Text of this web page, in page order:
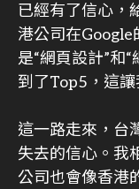
已經有了信心，
港公司在Google
是“網頁設計”和
到了Top5，這讓
這一路走來，台
失去的信心。我
公司也會像香港